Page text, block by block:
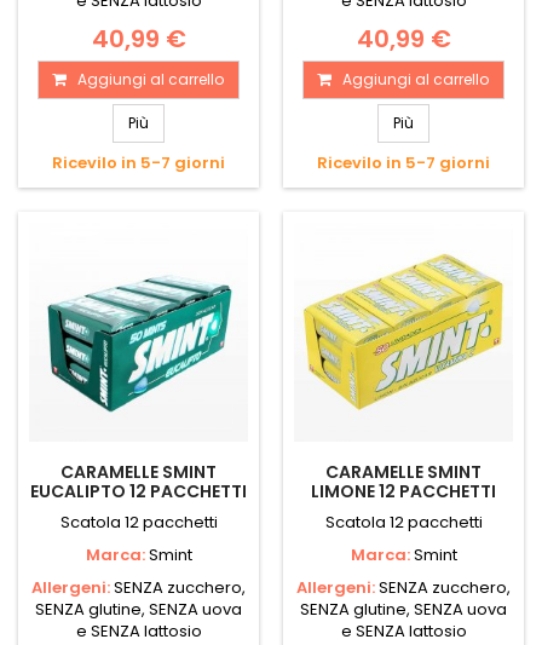
40,99 €
Aggiungi al carrello
Più
Ricevilo in 5-7 giorni
40,99 €
Aggiungi al carrello
Più
Ricevilo in 5-7 giorni
CARAMELLE SMINT
EUCALIPTO 12 PACCHETTI
Scatola 12 pacchetti
Marca:Smint
Allergeni:SENZA zucchero,
SENZA glutine, SENZA uova
e SENZA lattosio
CARAMELLE SMINT
LIMONE 12 PACCHETTI
Scatola 12 pacchetti
Marca:Smint
Allergeni:SENZA zucchero,
SENZA glutine, SENZA uova
e SENZA lattosio